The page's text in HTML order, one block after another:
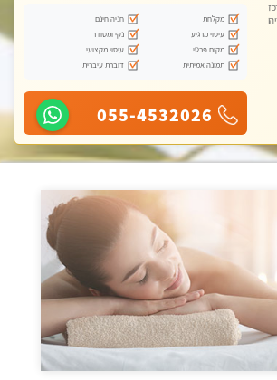
מקלחת
חניה חינם
עיסוי מרגיע
נקי ומסודר
מקום פרטי
עיסוי מקצועי
תמונה אמיתית
דוברת עיברית
055-4532026